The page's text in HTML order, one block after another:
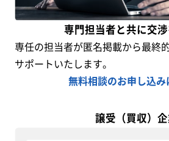
専門担当者と共に交
専任の担当者が匿名掲載から最終
サポートいたします。
無料相談のお申し込み
譲受（買収）企